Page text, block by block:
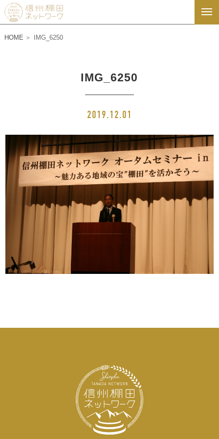
HOME IMG_6250
IMG_6250
2019.12.01